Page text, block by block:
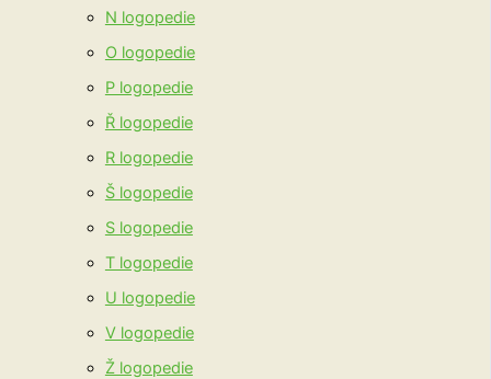
N logopedie
O logopedie
P logopedie
Ř logopedie
R logopedie
Š logopedie
S logopedie
T logopedie
U logopedie
V logopedie
Ž logopedie